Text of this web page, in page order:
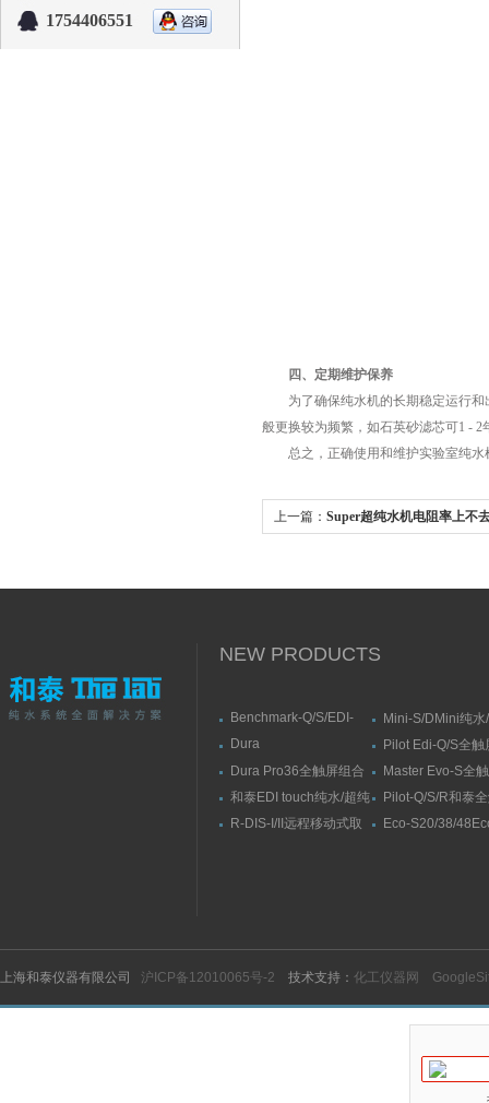
1754406551
四、定期维护保养
为了确保纯水机的长期稳定运行和
般更换较为频繁，如石英砂滤芯可1 -
总之，正确使用和维护实验室纯水
上一篇： Super超纯水机电阻率上不
NEW PRODUCTS
Benchmark-Q/S/EDI-
直供水纯水/超纯水机
Mini-S/DMini纯水
水机
Dura
触屏智能型超纯水系统
Pilot Edi-Q/S全触
式纯水/超纯水系
Dura Pro36全触屏组合
式超纯水系统
Master Evo-S全
流量纯水/超纯水
和泰EDI touch纯水/超纯
水机
Pilot-Q/S/R和泰
纯水/超纯水机
R-DIS-I/II远程移动式取
Eco-S20/38/
上海和泰仪器有限公司 沪ICP备12010065号-2 技术支持： 化工仪器网